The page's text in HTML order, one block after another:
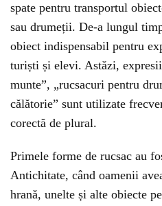
spate pentru transportul
sau drumeții. De-a lungul
obiect indispensabil pentru
turiști și elevi. Astăzi,
munte”, „rucsacuri pentru
călătorie” sunt utilizate
corectă de plural.
Primele forme de rucsac au
Antichitate, când oamenii
hrană, unelte și alte obiecte